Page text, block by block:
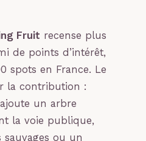
Fruit recense plus
de points d’intérêt,
spots en France. Le
la contribution :
un arbre
la voie publique,
ou un